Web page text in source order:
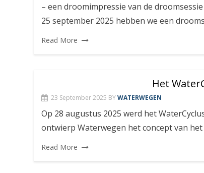
– een droomimpressie van de
25 september 2025 hebben we een
Read More
Het
23 September 2025 BYWATERWEGEN
Op 28 augustus 2025 werd het
ontwierp Waterwegen het concept van het
Read More